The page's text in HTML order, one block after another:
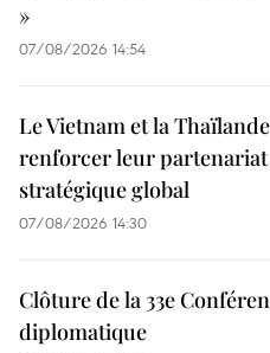
»
07/08/2026 14:54
Le Vietnam et la
renforcer leur partenariat
stratégique global
07/08/2026 14:30
Clôture de la 33e
diplomatique